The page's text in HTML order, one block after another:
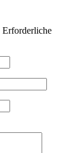
Erforderliche